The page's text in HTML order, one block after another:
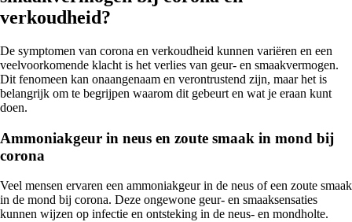
verkoudheid?
De symptomen van corona en verkoudheid kunnen variëren en een
veelvoorkomende klacht is het verlies van geur- en smaakvermogen.
Dit fenomeen kan onaangenaam en verontrustend zijn, maar het is
belangrijk om te begrijpen waarom dit gebeurt en wat je eraan kunt
doen.
Ammoniakgeur in neus en zoute smaak in mond bij
corona
Veel mensen ervaren een ammoniakgeur in de neus of een zoute smaak
in de mond bij corona. Deze ongewone geur- en smaaksensaties
kunnen wijzen op infectie en ontsteking in de neus- en mondholte.